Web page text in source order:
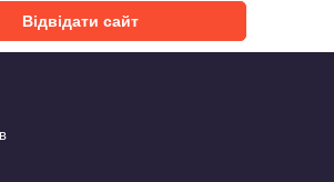
Відвідати сайт